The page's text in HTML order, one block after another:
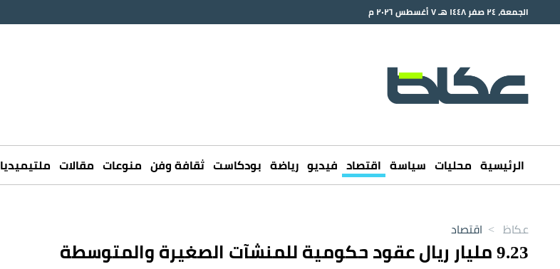
الجمعة، ٢٤ صفر ١٤٤٨ هـ ٧ أغسطس ٢٠٢٦ م
الرئيسية محليات سياسة اقتصاد فيديو رياضة بودكاست ثقافة وفن منوعات مقالات ملتيميديا
عكاظ > اقتصاد
9.23 مليار ريال عقود حكومية للمنشآت الصغيرة والمتوسطة